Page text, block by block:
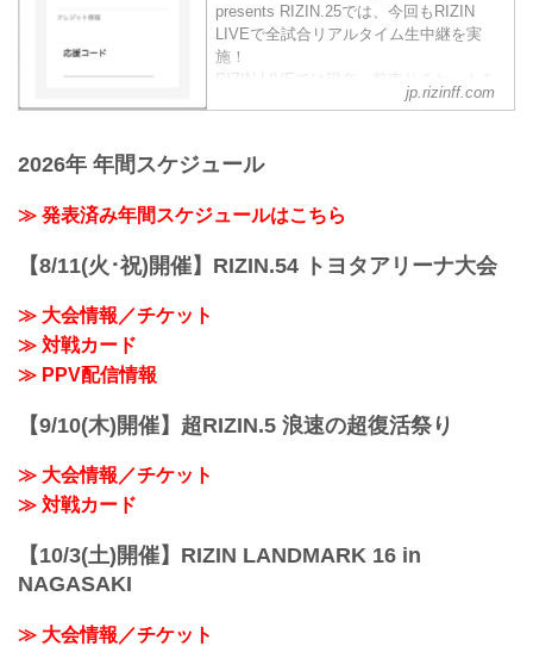
presents RIZIN.25では、今回もRIZIN
LIVEで全試合リアルタイム生中継を実
施！
RIZIN LIVEでは現在、前売りチケットを
発売中！RIZIN LIVEで前売りチケットを
一部がその選手へ還元されるぞ！
で好きな選手の『応援コード』を入力
『応援コード』とは？
jp.rizinff.com
2026年 年間スケジュール
≫ 発表済み年間スケジュールはこちら
【8/11(火･祝)開催】RIZIN.54 トヨタアリーナ大会
≫ 大会情報／チケット
≫ 対戦カード
≫ PPV配信情報
【9/10(木)開催】超RIZIN.5 浪速の超復活祭り
≫ 大会情報／チケット
≫ 対戦カード
【10/3(土)開催】RIZIN LANDMARK 16 in
NAGASAKI
≫ 大会情報／チケット